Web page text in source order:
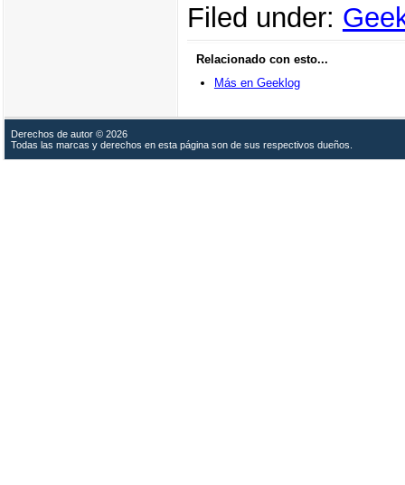
Filed under:
Relacionado con esto...
Más en Geeklog
Derechos de autor © 2026
Todas las marcas y derechos en esta página son de sus respectivos dueños.